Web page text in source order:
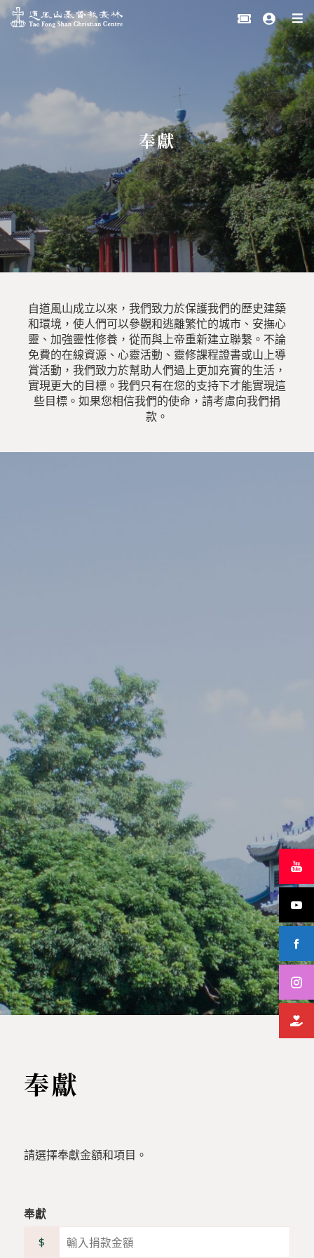
奉獻
自道風山成立以來，我們致力於保護我們的歷史建築
和環境，使人們可以參觀和逃離繁忙的城市、安撫心
靈、加強靈性修養，從而與上帝重新建立聯繫。不論
免費的在線資源、心靈活動、靈修課程證書或山上導
賞活動，我們致力於幫助人們過上更加充實的生活，
實現更大的目標。我們只有在您的支持下才能實現這
些目標。如果您相信我們的使命，請考慮向我們捐
款。
奉獻
請選擇奉獻金額和項目。
奉獻
$